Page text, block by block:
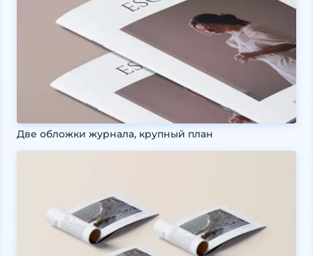
Две обложки журнала, крупный план